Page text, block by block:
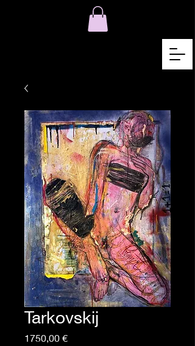
Tarkovskij
1750,00 €Precio